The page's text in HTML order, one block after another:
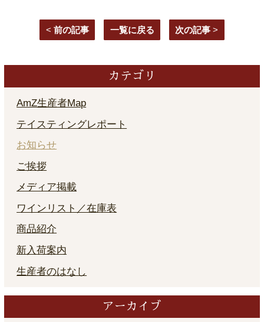
< 前の記事 一覧に戻る 次の記事 >
カテゴリ
AmZ生産者Map
テイスティングレポート
お知らせ
ご挨拶
メディア掲載
ワインリスト／在庫表
商品紹介
新入荷案内
生産者のはなし
アーカイブ